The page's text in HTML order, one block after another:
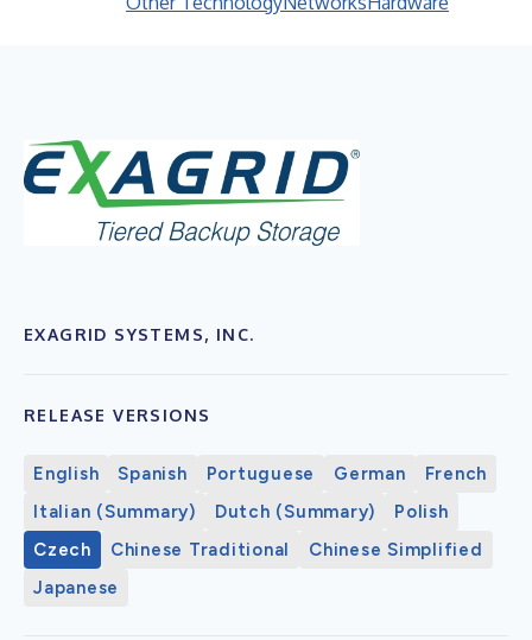
EXAGRID SYSTEMS, INC.
RELEASE VERSIONS
English Spanish Portuguese German
French
Italian (Summary)
Dutch (Summary)
Polish
Czech
Chinese Traditional
Chinese Simplified
Japanese